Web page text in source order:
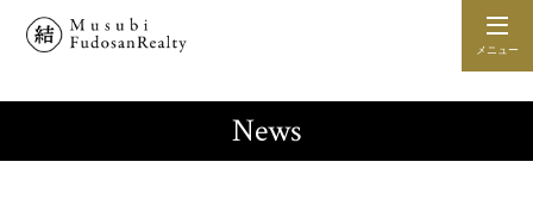
メニュー
News